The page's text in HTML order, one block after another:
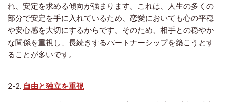
れ、安定を求める傾向が強まります。これは、人生の多くの
部分で安定を手に入れているため、恋愛においても心の平穏
や安心感を大切にするからです。そのため、相手との穏やか
な関係を重視し、長続きするパートナーシップを築こうとす
ることが多いです。
2-2. 自由と独立を重視